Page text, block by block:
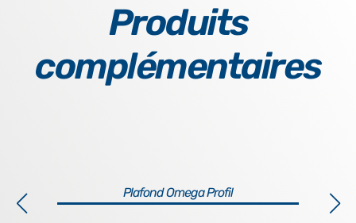
Produits
complémentaires
Plafond Omega Profil